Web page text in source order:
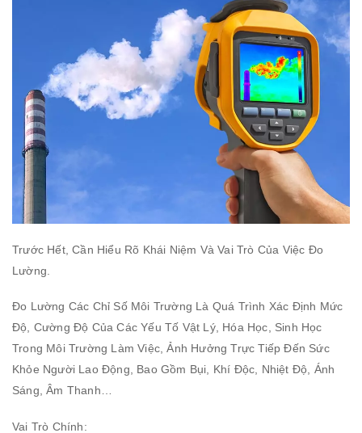
Trước Hết, Cần Hiểu Rõ Khái Niệm Và Vai Trò Của Việc Đo
Lường.
Đo Lường Các Chỉ Số Môi Trường Là Quá Trình Xác Định Mức
Độ, Cường Độ Của Các Yếu Tố Vật Lý, Hóa Học, Sinh Học
Trong Môi Trường Làm Việc, Ảnh Hưởng Trực Tiếp Đến Sức
Khỏe Người Lao Động, Bao Gồm Bụi, Khí Độc, Nhiệt Độ, Ánh
Sáng, Âm Thanh…
Vai Trò Chính: